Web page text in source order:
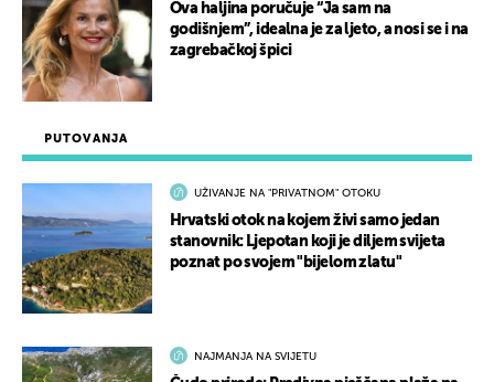
PUTOVANJA
UŽIVANJE NA "PRIVATNOM" OTOKU
Hrvatski otok na kojem živi samo jedan
stanovnik: Ljepotan koji je diljem svijeta
poznat po svojem "bijelom zlatu"
NAJMANJA NA SVIJETU
Ova haljina poručuje “Ja sam na
godišnjem”, idealna je za ljeto, a nosi se i na
zagrebačkoj špici